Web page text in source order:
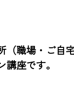
（職場・ご自
座です。